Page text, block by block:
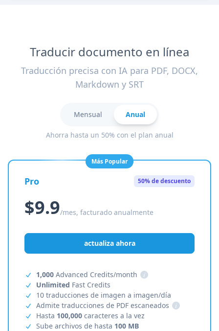
Traducir documento en línea
Traducción precisa con IA para PDF, DOCX,
Markdown y SRT
Mensual Anual
Ahorra hasta un 50% con el plan anual
Más Popular
Pro 50% de descuento
$9.9/mes, facturado anualmente
actualiza ahora
1,000 Advanced Credits/month
i
Unlimited Fast Credits
10 traducciones de imagen a imagen/día
Admite traducciones de PDF escaneados
i
Hasta 100,000 caracteres a la vez
Sube archivos de hasta 100 MB